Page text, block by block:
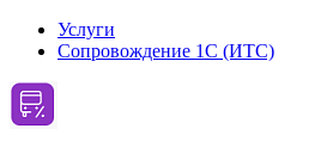
Услуги
Сопровождение 1С (ИТС)